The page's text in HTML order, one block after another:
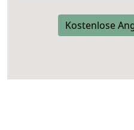
Kostenlose